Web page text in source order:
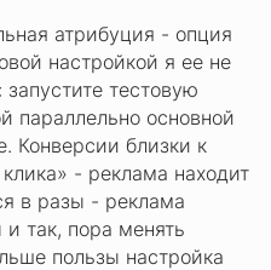
атрибуция - опция
настройкой я ее не
тестовую
параллельно основной
Конверсии близки к
- реклама находит
в разы - реклама
и так, пора менять
пользы настройка